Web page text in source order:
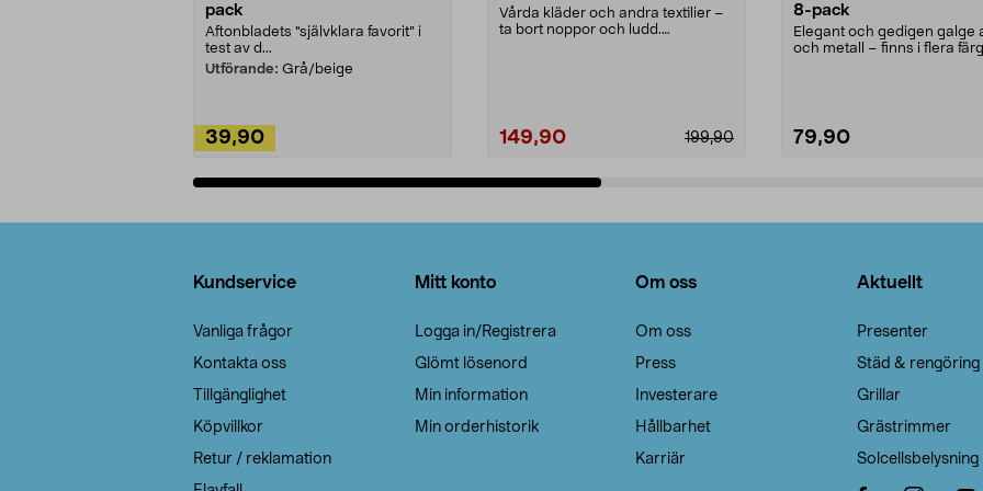
pack
Aftonbladets "självklara favorit” i
test av d...
Utförande: Grå/beige
39,90
Vårda kläder och andra textilier –
ta bort noppor och ludd.
199,90
149,90
8-pack
Elegant och gedigen galge
och metall – finns i flera
79,90
Kundservice
Vanliga frågor
Kontakta oss
Tillgänglighet
Köpvillkor
Retur / reklamation
Mitt konto
Logga in/Registrera
Glömt lösenord
Min information
Min orderhistorik
Om oss
Om oss
Press
Investerare
Hållbarhet
Karriär
Aktuellt
Presenter
Städ & rengöring
Grillar
Grästrimmer
Solcellsbelysning